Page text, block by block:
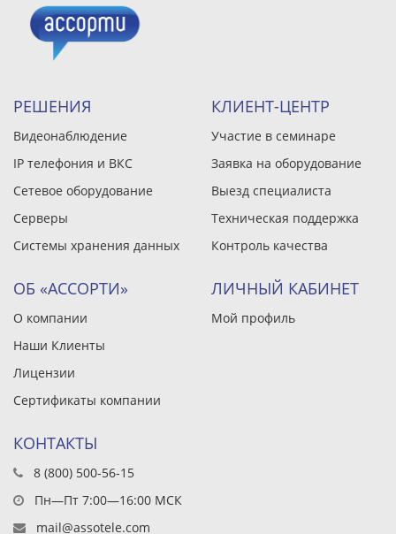
РЕШЕНИЯ
Видеонаблюдение
IP телефония и ВКС
Сетевое оборудование
Серверы
Системы хранения данных
КЛИЕНТ-ЦЕНТР
Участие в семинаре
Заявка на оборудование
Выезд специалиста
Техническая поддержка
Контроль качества
ОБ «АССОРТИ»
О компании
Наши Клиенты
Лицензии
Сертификаты компании
ЛИЧНЫЙ КАБИНЕТ
Мой профиль
КОНТАКТЫ
8 (800) 500-56-15
Пн—Пт 7:00—16:00 МСК
mail@assotele.com